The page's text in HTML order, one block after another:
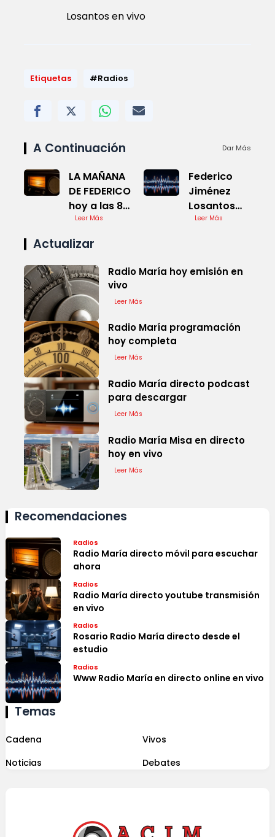
Losantos en vivo
Etiquetas #Radios
A Continuación Dar Más
LA MAÑANA
DE FEDERICO
hoy a las 8
en vivo
Leer Más
Federico
Jiménez
Losantos
hoy en
Leer Más
Actualizar
Radio María hoy emisión en
vivo
Leer Más
Radio María programación
hoy completa
Leer Más
Radio María directo podcast
para descargar
Leer Más
Radio María Misa en directo
hoy en vivo
Leer Más
Recomendaciones
Radios
Radio María directo móvil para escuchar
ahora
Radios
Radio María directo youtube transmisión
en vivo
Radios
Rosario Radio María directo desde el
estudio
Radios
Www Radio María en directo online en vivo
Temas
Cadena
Vivos
Noticias
Debates